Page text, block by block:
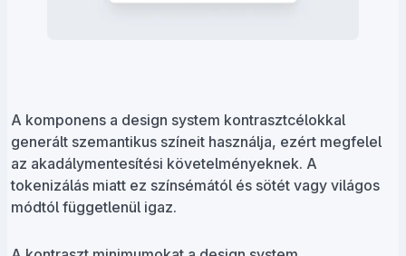
A komponens a design system kontrasztcélokkal
generált szemantikus színeit használja, ezért megfelel
az akadálymentesítési követelményeknek. A
tokenizálás miatt ez színsémától és sötét vagy világos
módtól függetlenül igaz.